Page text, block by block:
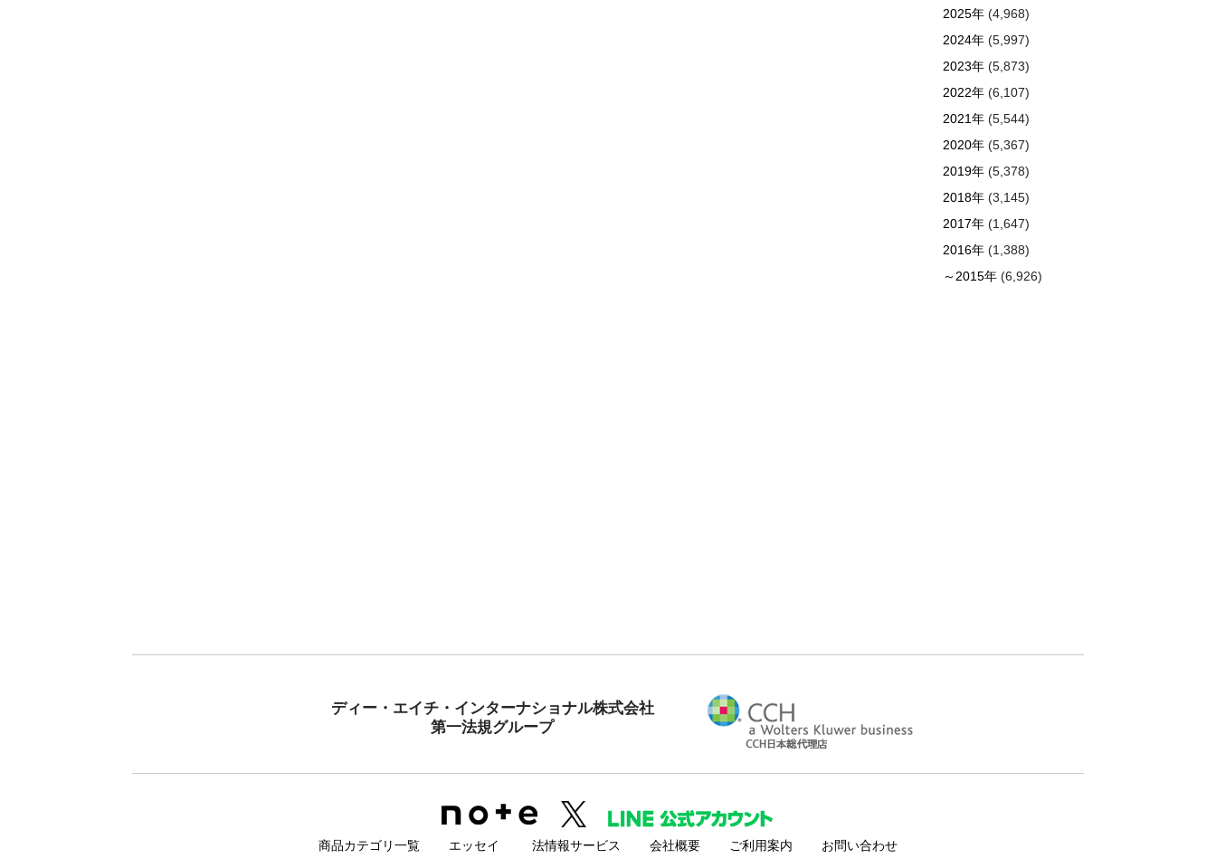
2025年 (4,968)
2024年 (5,997)
2023年 (5,873)
2022年 (6,107)
2021年 (5,544)
2020年 (5,367)
2019年 (5,378)
2018年 (3,145)
2017年 (1,647)
2016年 (1,388)
～2015年 (6,926)
ディー・エイチ・インターナショナル株式会社
第一法規グループ
商品カテゴリ一覧 エッセイ 法情報サービス 会社概要 ご利用案内 お問い合わせ